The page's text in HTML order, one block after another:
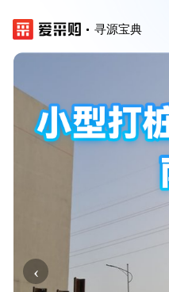
寻源宝典
‹